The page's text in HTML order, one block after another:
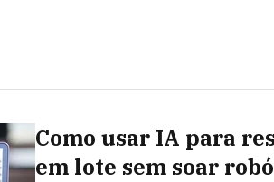
Como usar IA para
em lote sem soar